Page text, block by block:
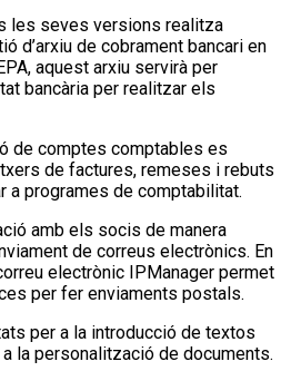
les seves versions realitza
d’arxiu de cobrament bancari en
aquest arxiu servirà per
bancària per realitzar els
de comptes comptables es
de factures, remeses i rebuts
a programes de comptabilitat.
amb els socis de manera
de correus electrònics. En
electrònic IPManager permet
per fer enviaments postals.
per a la introducció de textos
la personalització de documents.